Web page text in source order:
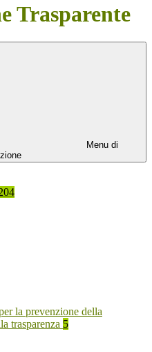
Trasparente
Menu di
la prevenzione della
trasparenza 5